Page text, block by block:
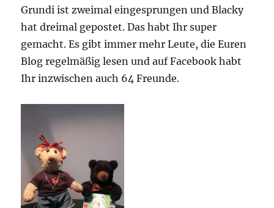
Grundi ist zweimal eingesprungen und Blacky
hat dreimal gepostet. Das habt Ihr super
gemacht. Es gibt immer mehr Leute, die Euren
Blog regelmäßig lesen und auf Facebook habt
Ihr inzwischen auch 64 Freunde.